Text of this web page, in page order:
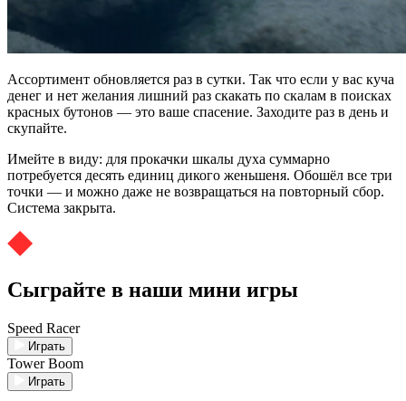
Ассортимент обновляется раз в сутки. Так что если у вас куча
денег и нет желания лишний раз скакать по скалам в поисках
красных бутонов — это ваше спасение. Заходите раз в день и
скупайте.
Имейте в виду: для прокачки шкалы духа суммарно
потребуется десять единиц дикого женьшеня. Обошёл все три
точки — и можно даже не возвращаться на повторный сбор.
Система закрыта.
Сыграйте в наши мини игры
Speed Racer
Играть
Tower Boom
Играть